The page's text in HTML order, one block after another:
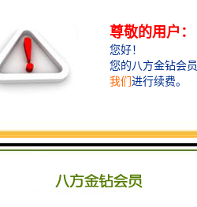
口、码头等需要使用塔机的场所广泛应用
塔机安全监控管理系统的特点主要包括
1. 实时监控：系统可以实时监控塔机的
2. 远程控制：系统可以通过远程控制设
3. 预警功能：系统可以根据设定的安